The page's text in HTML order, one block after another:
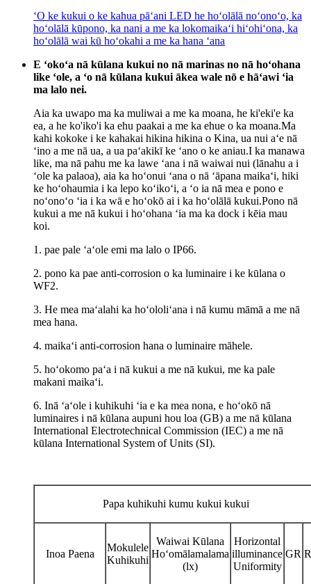
ʻO ke kukui o ke kahua pāʻani LED he hoʻolālā noʻonoʻo, ka
hoʻolālā kūpono, ka nani a me ka lokomaikaʻi hiʻohiʻona, ka
hoʻolālā wai kū hoʻokahi a me ka hana ʻana
E ʻokoʻa nā kūlana kukui no nā marinas no nā hoʻohana
like ʻole, a ʻo nā kūlana kukui ākea wale nō e hāʻawi ʻia
ma lalo nei.
Aia ka uwapo ma ka muliwai a me ka moana, he ki'eki'e ka
ea, a he ko'iko'i ka ehu paakai a me ka ehue o ka moana.Ma
kahi kokoke i ke kahakai hikina hikina o Kina, ua nui aʻe nā
ʻino a me nā ua, a ua paʻakikī ke ʻano o ke aniau.I ka manawa
like, ma nā pahu me ka lawe ʻana i nā waiwai nui (lānahu a i
ʻole ka palaoa), aia ka hoʻonui ʻana o nā ʻāpana maikaʻi, hiki
ke hoʻohaumia i ka lepo koʻikoʻi, a ʻo ia nā mea e pono e
noʻonoʻo ʻia i ka wā e hoʻokō ai i ka hoʻolālā kukui.Pono nā
kukui a me nā kukui i hoʻohana ʻia ma ka dock i kēia mau
koi.
1. pae pale ʻaʻole emi ma lalo o IP66.
2. pono ka pae anti-corrosion o ka luminaire i ke kūlana o
WF2.
3. He mea maʻalahi ka hoʻololiʻana i nā kumu māmā a me nā
mea hana.
4. maikaʻi anti-corrosion hana o luminaire māhele.
5. hoʻokomo paʻa i nā kukui a me nā kukui, me ka pale
makani maikaʻi.
6. Inā ʻaʻole i kuhikuhi ʻia e ka mea nona, e hoʻokō nā
luminaires i nā kūlana aupuni hou loa (GB) a me nā kūlana
International Electrotechnical Commission (IEC) a me nā
kūlana International System of Units (SI).
Papa kuhikuhi kumu kukui kukui
Inoa Paena
Mokulele
Kuhikuhi
Waiwai Kūlana
Hoʻomālamalama
(lx)
Horizontal
illuminance
Uniformity
GR